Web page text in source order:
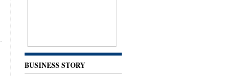
BUSINESS STORY